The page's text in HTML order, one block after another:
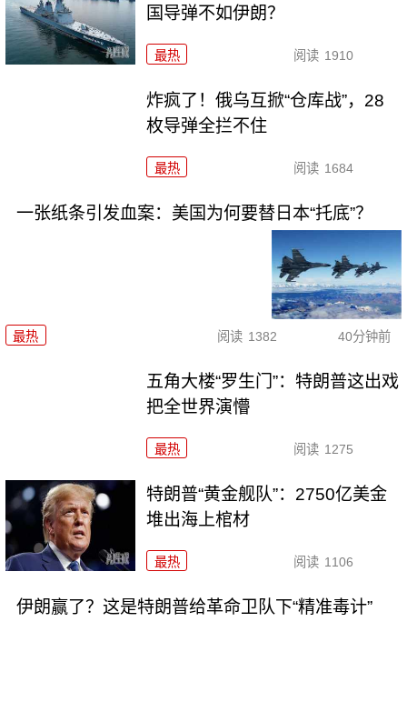
国导弹不如伊朗？
最热 阅读 1910
炸疯了！俄乌互掀“仓库战”，28
枚导弹全拦不住
最热 阅读 1684
一张纸条引发血案：美国为何要替日本“托底”？
最热 阅读 1382 40分钟前
五角大楼“罗生门”：特朗普这出戏
把全世界演懵
最热 阅读 1275
特朗普“黄金舰队”：2750亿美金
堆出海上棺材
最热 阅读 1106
伊朗赢了？这是特朗普给革命卫队下“精准毒计”